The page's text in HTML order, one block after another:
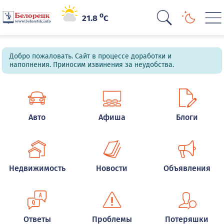
21.8oC
Добро пожаловать. Сайт в процессе доработки и
наполнения. Приносим извинения за неудобства.
Авто Афиша Блоги
Недвижимость Новости Объявления
Ответы Проблемы Потеряшки